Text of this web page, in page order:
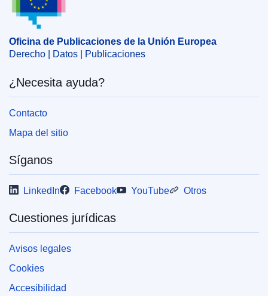
Oficina de Publicaciones de la Unión Europea
Derecho | Datos | Publicaciones
¿Necesita ayuda?
Contacto
Mapa del sitio
Síganos
LinkedIn Facebook YouTube Otros
Cuestiones jurídicas
Avisos legales
Cookies
Accesibilidad